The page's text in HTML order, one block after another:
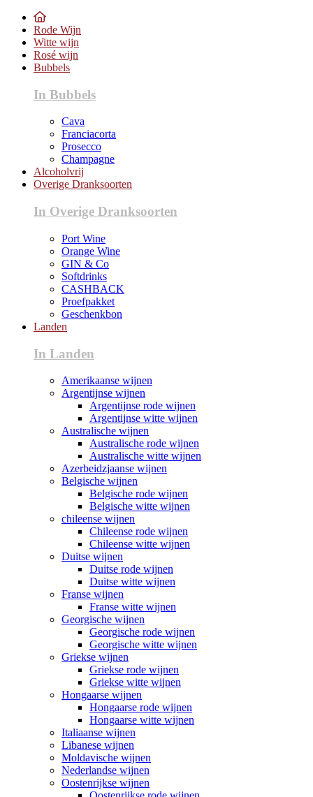
Rode Wijn
Witte wijn
Rosé wijn
Bubbels
In Bubbels
Cava
Franciacorta
Prosecco
Champagne
Alcoholvrij
Overige Dranksoorten
In Overige Dranksoorten
Port Wine
Orange Wine
GIN & Co
Softdrinks
CASHBACK
Proefpakket
Geschenkbon
Landen
In Landen
Amerikaanse wijnen
Argentijnse wijnen
Argentijnse rode wijnen
Argentijnse witte wijnen
Australische wijnen
Australische rode wijnen
Australische witte wijnen
Azerbeidzjaanse wijnen
Belgische wijnen
Belgische rode wijnen
Belgische witte wijnen
chileense wijnen
Chileense rode wijnen
Chileense witte wijnen
Duitse wijnen
Duitse rode wijnen
Duitse witte wijnen
Franse wijnen
Franse witte wijnen
Georgische wijnen
Georgische rode wijnen
Georgische witte wijnen
Griekse wijnen
Griekse rode wijnen
Griekse witte wijnen
Hongaarse wijnen
Hongaarse rode wijnen
Hongaarse witte wijnen
Italiaanse wijnen
Libanese wijnen
Moldavische wijnen
Nederlandse wijnen
Oostenrijkse wijnen